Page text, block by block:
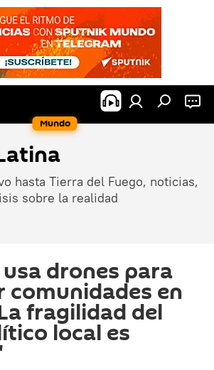
Mundo
hasta Tierra del Fuego, noticias,
sobre la realidad
drones para
comunidades en
fragilidad del
local es